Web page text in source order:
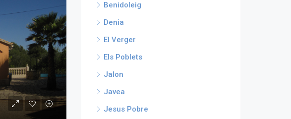
Benidoleig
Denia
El Verger
Els Poblets
Jalon
Javea
Jesus Pobre